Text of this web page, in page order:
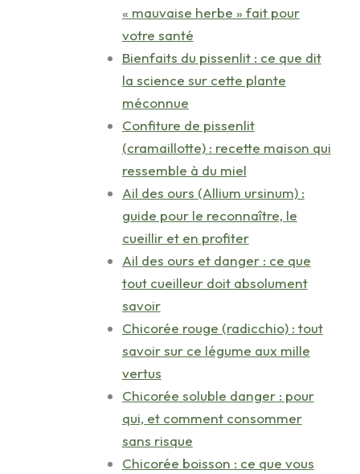
« mauvaise herbe » fait pour
votre santé
Bienfaits du pissenlit : ce que dit
la science sur cette plante
méconnue
Confiture de pissenlit
(cramaillotte) : recette maison qui
ressemble à du miel
Ail des ours (Allium ursinum) :
guide pour le reconnaître, le
cueillir et en profiter
Ail des ours et danger : ce que
tout cueilleur doit absolument
savoir
Chicorée rouge (radicchio) : tout
savoir sur ce légume aux mille
vertus
Chicorée soluble danger : pour
qui, et comment consommer
sans risque
Chicorée boisson : ce que vous